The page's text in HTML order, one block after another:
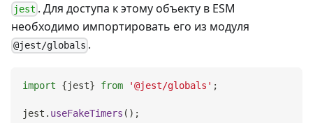
jest . Для доступа к этому объекту в ESM
необходимо импортировать его из модуля
@jest/globals .
import {jest} from '@jest/globals' ;
jest . useFakeTimers ( ) ;